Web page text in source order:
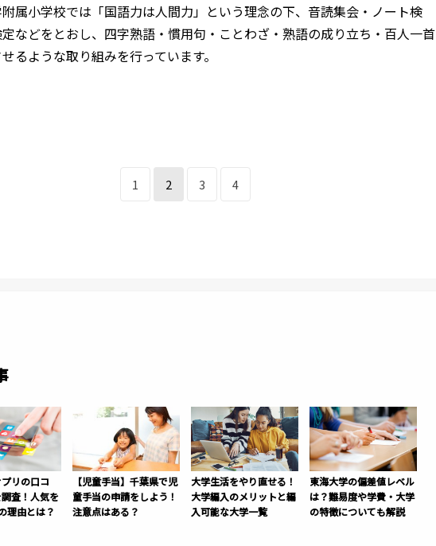
属小学校では「国語力は人間力」という理念の下、音読集会・ノート検
などをとおし、四字熟語・慣用句・ことわざ・熟語の成り立ち・百人一首
るような取り組みを行っています。
1 2 3 4
リの口コ
査！人気を
理由とは？
【児童手当】千葉県で児
童手当の申請をしよう！
注意点はある？
大学生活をやり直せる！
大学編入のメリットと編
入可能な大学一覧
東海大学の偏差値レベル
は？難易度や学費・大学
の特徴についても解説